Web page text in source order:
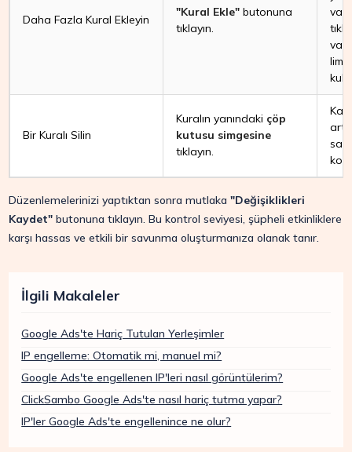
Daha Fazla Kural Ekleyin
"Kural Ekle" butonuna
tıklayın.
Bir Kuralı Silin
Kuralın yanındaki çöp
kutusu simgesine
tıklayın.
Düzenlemelerinizi yaptıktan sonra mutlaka"Değişiklikleri
Kaydet" butonuna tıklayın. Bu kontrol seviyesi, şüpheli etkinliklere
karşı hassas ve etkili bir savunma oluşturmanıza olanak tanır.
İlgili Makaleler
Google Ads'te Hariç Tutulan Yerleşimler
IP engelleme: Otomatik mi, manuel mi?
Google Ads'te engellenen IP'leri nasıl görüntülerim?
ClickSambo Google Ads'te nasıl hariç tutma yapar?
IP'ler Google Ads'te engellenince ne olur?